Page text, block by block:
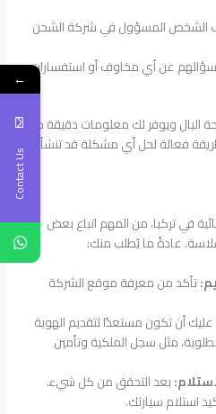
الشخص المسؤول في شركة الشحن
سؤالهم عن أي مخاوف أو استفسارات
البال ويوفر لك معلومات دقيقة حول
فعالة لحل أي مشكلة قد تنشأ.
في تركيا، من المهم اتباع بعض
عادةً ما يُطلب منك:
تأكد من معرفة موقع الشركة
عليك أن تكون مستعدًا لتقديم الهوية
مثل سجل الملكية وتأمين
بعد التحقق من كل شيء،
استلام سيارتك.
←
Contact Us